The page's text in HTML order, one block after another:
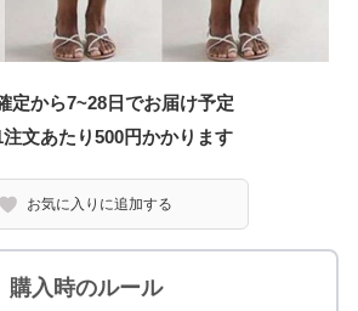
定から7~28日でお届け予定
文あたり500円かかります
お気に入りに追加する
購入時のルール